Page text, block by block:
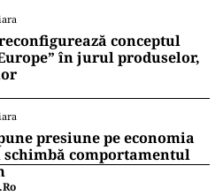
conceptul
în jurul produselor,
presiune pe economia
schimbă comportamentul